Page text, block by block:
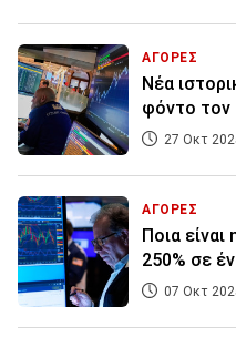
ΑΓΟΡΕΣ
Nέα
φόντο
27 Οκτ
ΑΓΟΡΕΣ
Ποια
250% σε
07 Οκτ